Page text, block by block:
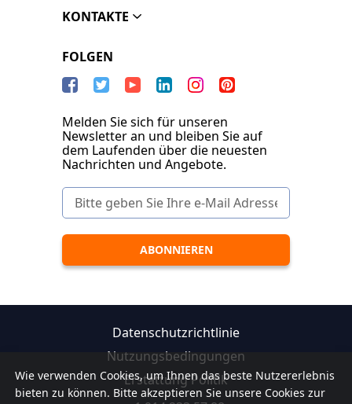
Wie verwenden Cookies, um Ihnen das beste Nutzererlebnis
bieten zu können. Bitte akzeptieren Sie unsere Cookies zur
KONTAKTE
FOLGEN
Melden Sie sich für unseren
Newsletter an und bleiben Sie auf
dem Laufenden über die neuesten
Nachrichten und Angebote.
Datenschutzrichtlinie
Nutzungsbedingungen
Erstattung Politik